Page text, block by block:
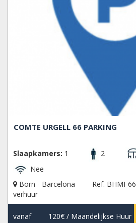
COMTE URGELL 66 PARKING
Slaapkamers: 1 2
Nee
Born - Barcelona
Ref. BHMI-66
verhuur
vanaf 120€/ Maandelijkse Huur